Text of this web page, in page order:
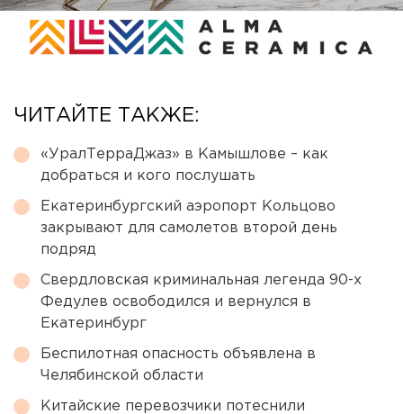
ЧИТАЙТЕ ТАКЖЕ:
«УралТерраДжаз» в Камышлове – как
добраться и кого послушать
Екатеринбургский аэропорт Кольцово
закрывают для самолетов второй день
подряд
Свердловская криминальная легенда 90-х
Федулев освободился и вернулся в
Екатеринбург
Беспилотная опасность объявлена в
Челябинской области
Китайские перевозчики потеснили